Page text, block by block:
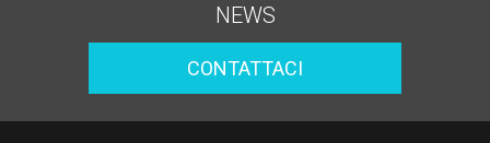
NEWS
CONTATTACI